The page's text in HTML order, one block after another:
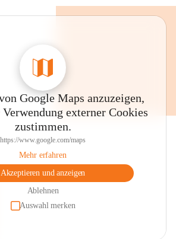
Google Maps anzuzeigen,
externer Cookies
zustimmen.
https://www.google.com/maps
Mehr erfahren
Akzeptieren und anzeigen
Ablehnen
Auswahl merken